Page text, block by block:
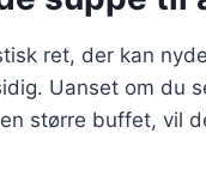
ret, der kan
Uanset om du
større buffet, vil